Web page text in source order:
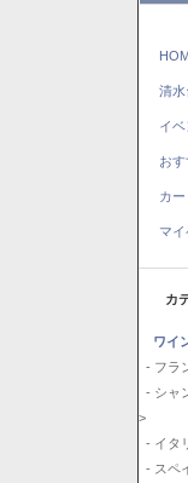
清水
イ
お
カ
マ
カテ
ワイ
- フラ
- シャ
>
- イタ
- スペ